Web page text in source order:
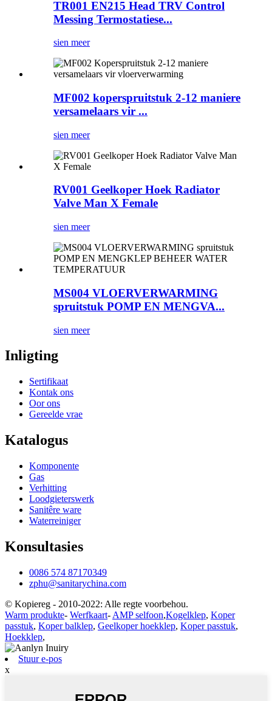
TR001 EN215 Head TRV Control
Messing Termostatiese...
sien meer
MF002 koperspruitstuk 2-12 maniere
versamelaars vir ...
sien meer
RV001 Geelkoper Hoek Radiator
Valve Man X Female
sien meer
MS004 VLOERVERWARMING
spruitstuk POMP EN MENGVA...
sien meer
Inligting
Sertifikaat
Kontak ons
Oor ons
Gereelde vrae
Katalogus
Komponente
Gas
Verhitting
Loodgieterswerk
Sanitêre ware
Waterreiniger
Konsultasies
0086 574 87170349
zphu@sanitarychina.com
© Kopiereg - 2010-2022: Alle regte voorbehou.
Warm produkte- Werfkaart- AMP selfoon,Kogelklep, Koper
passtuk, Koper balklep, Geelkoper hoekklep, Koper passtuk,
Hoekklep,
Stuur e-pos
x